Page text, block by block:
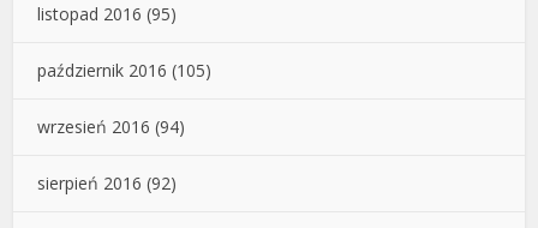
listopad 2016 (95)
październik 2016 (105)
wrzesień 2016 (94)
sierpień 2016 (92)